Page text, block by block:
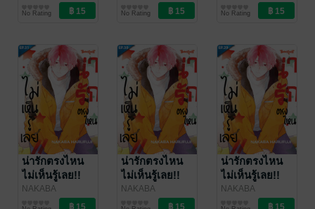
HARUFUJI
Bongkoch
การ์ตูนรายตอน
No Rating
HARUFUJI
Bongkoch
การ์ตูนรายตอน
No Rating
HARUFUJI
Bongkoch
การ์ตูนรายตอน
No Rating
น่ารักตรงไหน
ไม่เห็นรู้เลย!!
ตอน 31
NAKABA
HARUFUJI
การ์ตูนรายตอน
น่ารักตรงไหน
ไม่เห็นรู้เลย!!
ตอน 30
NAKABA
HARUFUJI
การ์ตูนรายตอน
น่ารักตรงไหน
ไม่เห็นรู้เลย!!
ตอน 29
NAKABA
HARUFUJI
การ์ตูนรายตอน